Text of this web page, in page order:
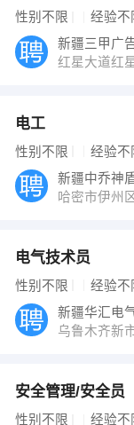
性别不限 经验不
红星大道红
电工
性别不限 经验不
哈密市伊州
电气技术员
性别不限 经验不
新疆华汇电
乌鲁木齐新
安全管理/安全员
性别不限 经验不